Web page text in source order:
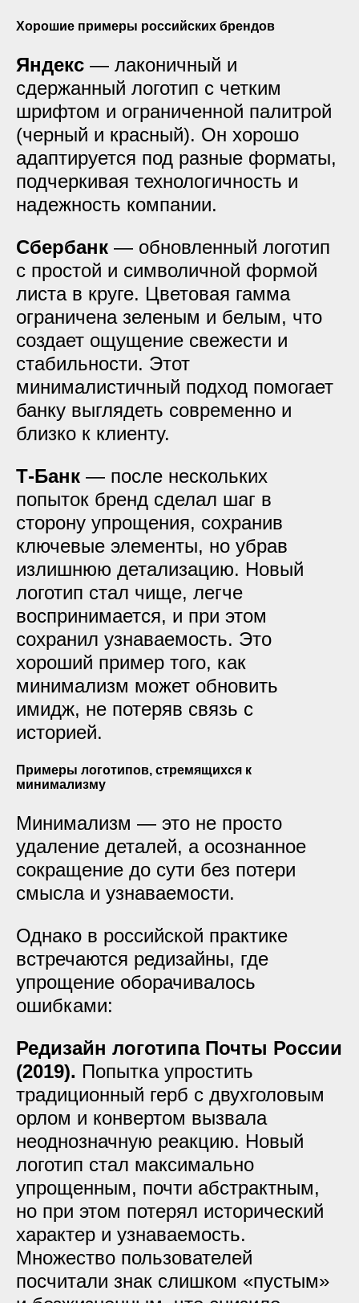
Хорошие примеры российских брендов
Яндекс — лаконичный и
сдержанный логотип с четким
шрифтом и ограниченной палитрой
(черный и красный). Он хорошо
адаптируется под разные форматы,
подчеркивая технологичность и
надежность компании.
Сбербанк — обновленный логотип
с простой и символичной формой
листа в круге. Цветовая гамма
ограничена зеленым и белым, что
создает ощущение свежести и
стабильности. Этот
минималистичный подход помогает
банку выглядеть современно и
близко к клиенту.
Т-Банк — после нескольких
попыток бренд сделал шаг в
сторону упрощения, сохранив
ключевые элементы, но убрав
излишнюю детализацию. Новый
логотип стал чище, легче
воспринимается, и при этом
сохранил узнаваемость. Это
хороший пример того, как
минимализм может обновить
имидж, не потеряв связь с
историей.
Примеры логотипов, стремящихся к
минимализму
Минимализм — это не просто
удаление деталей, а осознанное
сокращение до сути без потери
смысла и узнаваемости.
Однако в российской практике
встречаются редизайны, где
упрощение оборачивалось
ошибками:
Редизайн логотипа Почты России
(2019). Попытка упростить
традиционный герб с двухголовым
орлом и конвертом вызвала
неоднозначную реакцию. Новый
логотип стал максимально
упрощенным, почти абстрактным,
но при этом потерял исторический
характер и узнаваемость.
Множество пользователей
посчитали знак слишком «пустым»